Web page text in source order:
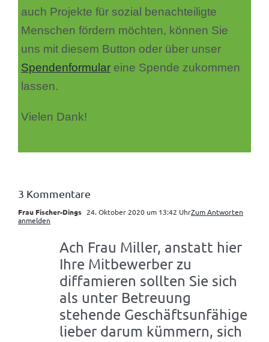
auch Projekte für sozial benachteiligte
Menschen fördern möchten, können Sie
uns mit diesem Button oder über unser
Spendenformular eine Spende zukommen
lassen.
Vielen Dank!
3 Kommentare
Frau Fischer-Dings 24. Oktober 2020 um 13:42 UhrZum Antworten
anmelden
Ach Frau Miller, anstatt hier
Ihre Mitbewerber zu
diffamieren sollten Sie sich
als unter Betreuung
stehende Geschäftsunfähige
lieber darum kümmern, sich